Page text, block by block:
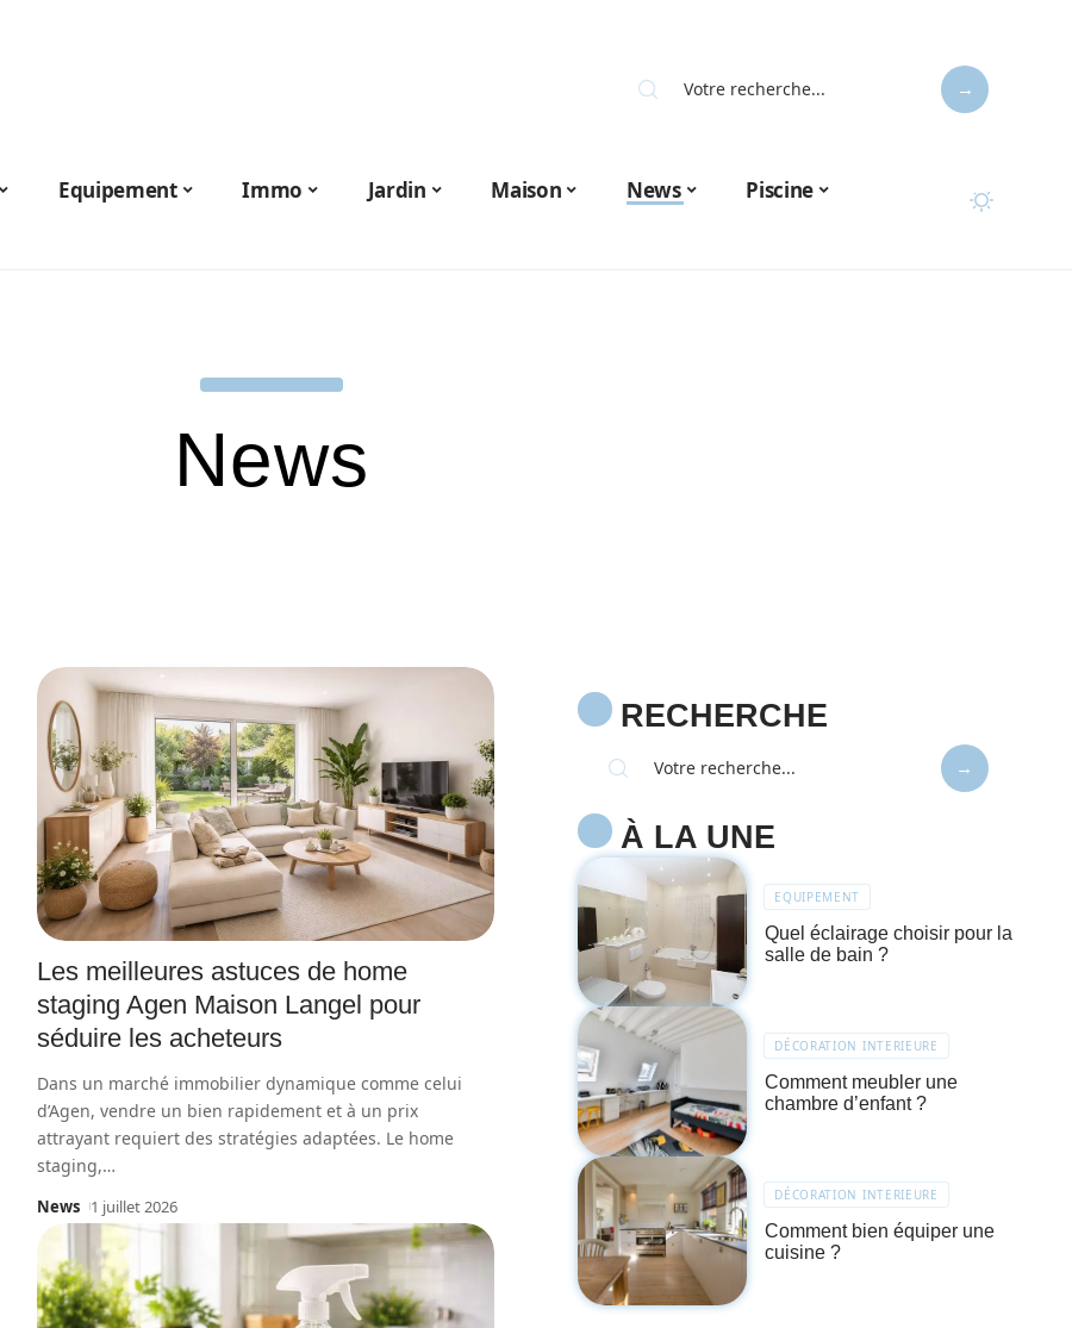
Equipement Immo Jardin Maison News
Piscine
News
Les meilleures astuces de home
staging Agen Maison Langel pour
séduire les acheteurs
Dans un marché immobilier dynamique comme celui
d’Agen, vendre un bien rapidement et à un prix
attrayant requiert des stratégies adaptées. Le home
staging,…
News 1 juillet 2026
RECHERCHE
À LA UNE
EQUIPEMENT
Quel éclairage choisir pour la
salle de bain ?
DÉCORATION INTERIEURE
Comment meubler une
chambre d’enfant ?
DÉCORATION INTERIEURE
Comment bien équiper une
cuisine ?